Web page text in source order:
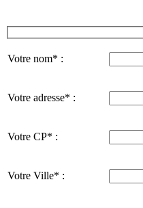
Votre nom* :
Votre adresse* :
Votre CP* :
Votre Ville* :